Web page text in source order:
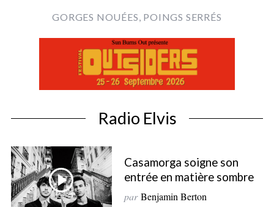
GORGES NOUÉES, POINGS SERRÉS
Radio Elvis
Casamorga soigne son
entrée en matière sombre
par Benjamin Berton